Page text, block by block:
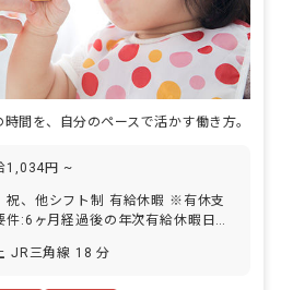
間を、自分のペースで活かす働き方。
1,034円 ~
祝、他シフト制 有給休暇 ※有休支
件:6ヶ月経過後の年次有給休暇日
JR三角線 18 分